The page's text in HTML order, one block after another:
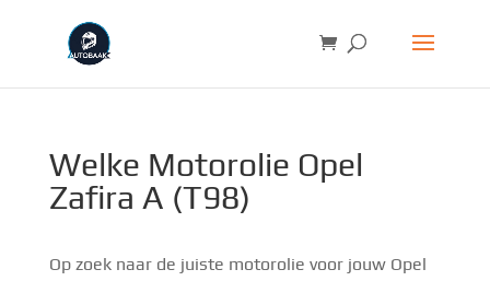
Welke Motorolie Opel
Zafira A (T98)
Op zoek naar de juiste motorolie voor jouw Opel